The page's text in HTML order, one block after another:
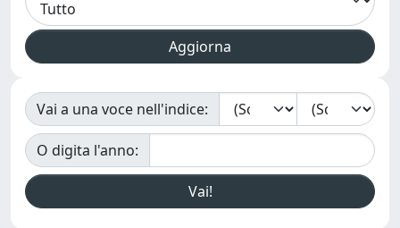
Vai a una voce nell'indice:
O digita l'anno: